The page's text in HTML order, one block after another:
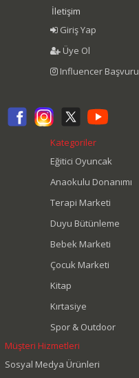
İletişim
Giriş Yap
Üye Ol
Influencer Başvuru
Kategoriler
Eğitici Oyuncak
Anaokulu Donanımı
Terapi Marketi
Duyu Bütünleme
Bebek Marketi
Çocuk Marketi
Kitap
Kırtasiye
Spor & Outdoor
Müşteri Hizmetleri
Sosyal Medya Ürünleri